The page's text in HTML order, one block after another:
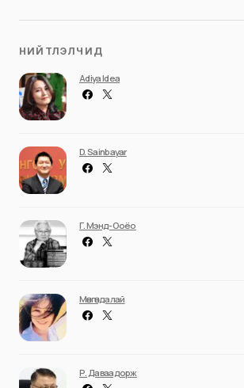
НИЙТЛЭЛЧИД
Adiya Idea
D. Sainbayar
Г. Мэнд-Ооёо
Мөнгөндалай
Р. Даваадорж